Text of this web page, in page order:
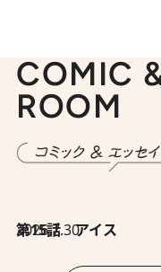
COMIC
ROOM
2026.7.30
第15話 アイス